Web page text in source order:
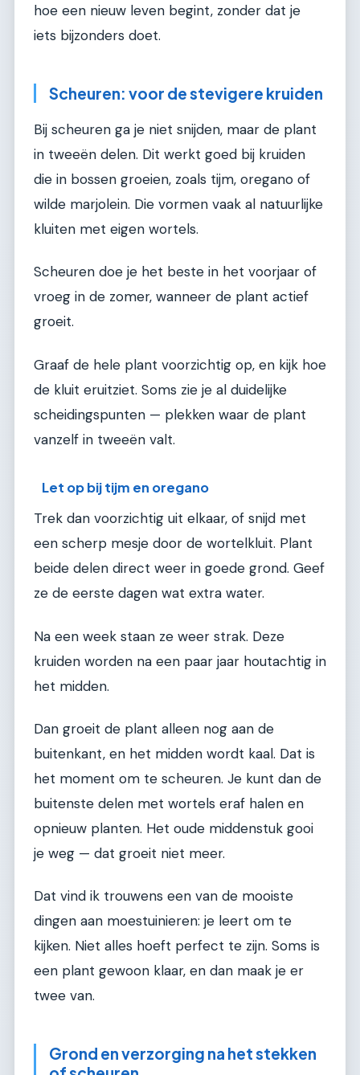
hoe een nieuw leven begint, zonder dat je
iets bijzonders doet.
Scheuren: voor de stevigere kruiden
Bij scheuren ga je niet snijden, maar de plant
in tweeën delen. Dit werkt goed bij kruiden
die in bossen groeien, zoals tijm, oregano of
wilde marjolein. Die vormen vaak al natuurlijke
kluiten met eigen wortels.
Scheuren doe je het beste in het voorjaar of
vroeg in de zomer, wanneer de plant actief
groeit.
Graaf de hele plant voorzichtig op, en kijk hoe
de kluit eruitziet. Soms zie je al duidelijke
scheidingspunten — plekken waar de plant
vanzelf in tweeën valt.
Let op bij tijm en oregano
Trek dan voorzichtig uit elkaar, of snijd met
een scherp mesje door de wortelkluit. Plant
beide delen direct weer in goede grond. Geef
ze de eerste dagen wat extra water.
Na een week staan ze weer strak. Deze
kruiden worden na een paar jaar houtachtig in
het midden.
Dan groeit de plant alleen nog aan de
buitenkant, en het midden wordt kaal. Dat is
het moment om te scheuren. Je kunt dan de
buitenste delen met wortels eraf halen en
opnieuw planten. Het oude middenstuk gooi
je weg — dat groeit niet meer.
Dat vind ik trouwens een van de mooiste
dingen aan moestuinieren: je leert om te
kijken. Niet alles hoeft perfect te zijn. Soms is
een plant gewoon klaar, en dan maak je er
twee van.
Grond en verzorging na het stekken